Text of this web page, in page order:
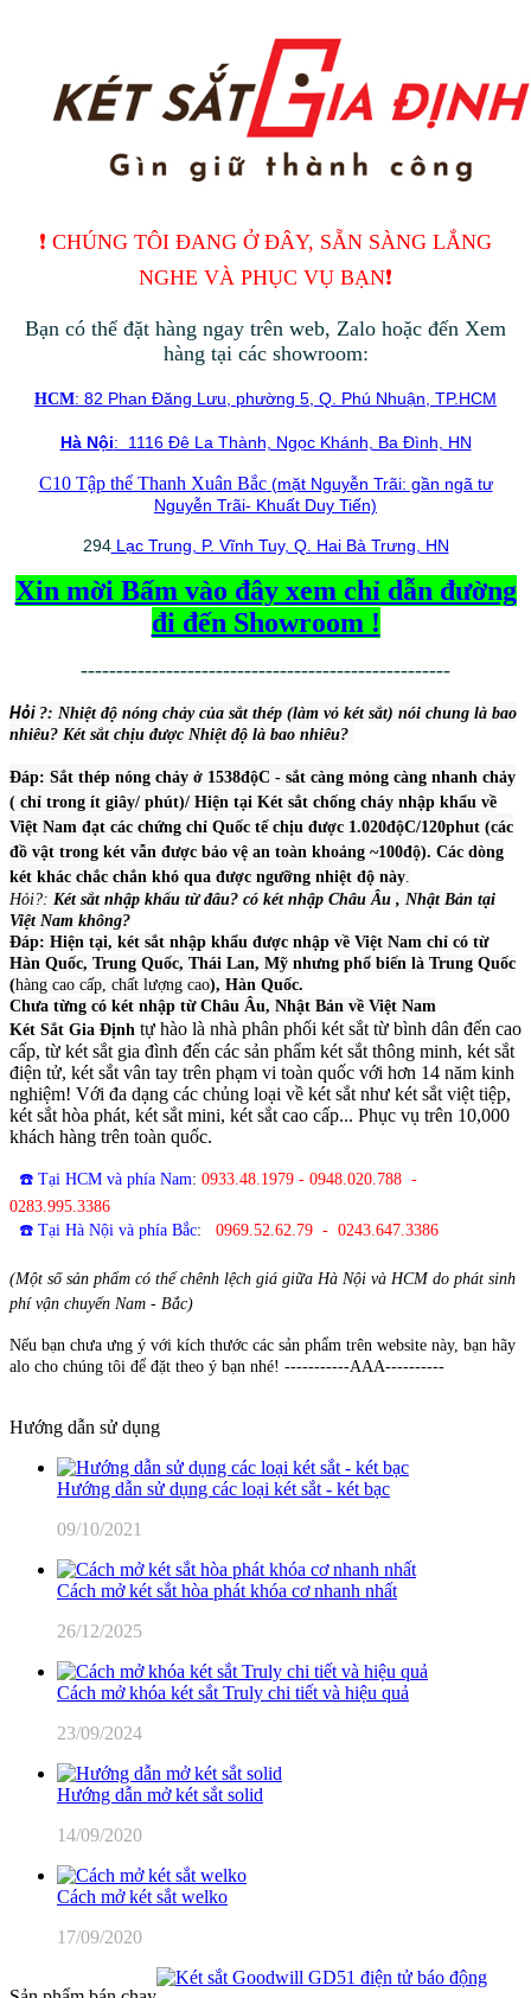
❗️ CHÚNG TÔI ĐANG Ở ĐÂY, SẴN SÀNG LẮNG
NGHE VÀ PHỤC VỤ BẠN❗️
Bạn có thể đặt hàng ngay trên web, Zalo hoặc đến Xem
hàng tại các showroom:
HCM: 82 Phan Đăng Lưu, phường 5, Q. Phú Nhuận, TP.HCM
Hà Nội: 1116 Đê La Thành, Ngọc Khánh, Ba Đình, HN
C10 Tập thể Thanh Xuân Bắc(mặt Nguyễn Trãi: gần ngã tư
Nguyễn Trãi- Khuất Duy Tiến)
294Lạc Trung, P. Vĩnh Tuy, Q. Hai Bà Trưng, HN
Xin mời Bấm vào đây xem chỉ dẫn đường
đi đến Showroom !
----------------------------------------------------
Hỏi ?: Nhiệt độ nóng chảy của sắt thép (làm vỏ két sắt) nói chung là bao
nhiêu? Két sắt chịu được Nhiệt độ là bao nhiêu?
Đáp: Sắt thép nóng chảy ở 1538độC - sắt càng mỏng càng nhanh chảy
( chỉ trong ít giây/ phút)/ Hiện tại Két sắt chống cháy nhập khẩu về
Việt Nam đạt các chứng chỉ Quốc tế chịu được 1.020độC/120phut (các
đồ vật trong két vẫn được bảo vệ an toàn khoảng ~100độ). Các dòng
két khác chắc chắn khó qua được ngưỡng nhiệt độ này
Hỏi?: Két sắt nhập khẩu từ đâu? có két nhập Châu Âu , Nhật Bản tại
Việt Nam không?
Đáp: Hiện tại, két sắt nhập khẩu được nhập về Việt Nam chỉ có từ
Hàn Quốc, Trung Quốc, Thái Lan, Mỹ nhưng phổ biến là Trung Quốc
(hàng cao cấp, chất lượng cao), Hàn Quốc.
Chưa từng có két nhập từ Châu Âu, Nhật Bản về Việt Nam
Két Sắt Gia Định tự hào là nhà phân phối két sắt từ bình dân đến cao
cấp, từ két sắt gia đình đến các sản phẩm két sắt thông minh, két sắt
điện tử, két sắt vân tay trên phạm vi toàn quốc với hơn 14 năm kinh
nghiệm! Với đa dạng các chủng loại về két sắt như két sắt việt tiệp,
két sắt hòa phát, két sắt mini, két sắt cao cấp... Phục vụ trên 10,000
khách hàng trên toàn quốc.
☎️ Tại HCM và phía Nam: 0933.48.1979 - 0948.020.788 -
0283.995.3386
☎️ Tại Hà Nội và phía Bắc: 0969.52.62.79 - 0243.647.3386
(Một số sản phẩm có thể chênh lệch giá giữa Hà Nội và HCM do phát sinh
phí vận chuyển Nam - Bắc)
Nếu bạn chưa ưng ý với kích thước các sản phẩm trên website này, bạn hãy
alo cho chúng tôi để đặt theo ý bạn nhé! -----------AAA----------
Hướng dẫn sử dụng
Hướng dẫn sử dụng các loại két sắt - két bạc
09/10/2021
Cách mở két sắt hòa phát khóa cơ nhanh nhất
26/12/2025
Cách mở khóa két sắt Truly chi tiết và hiệu quả
23/09/2024
Hướng dẫn mở két sắt solid
14/09/2020
Cách mở két sắt welko
17/09/2020